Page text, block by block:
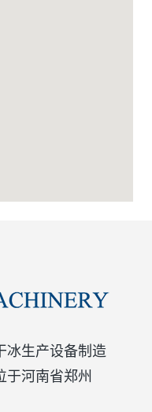
冰生产设备制造
河南省郑州